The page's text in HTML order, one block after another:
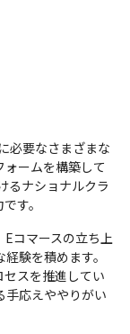
必要なさまざまな
ームを構築して
るナショナルクラ
す。
コマースの立ち上
験を積めます。
スを推進してい
手応えややりがい